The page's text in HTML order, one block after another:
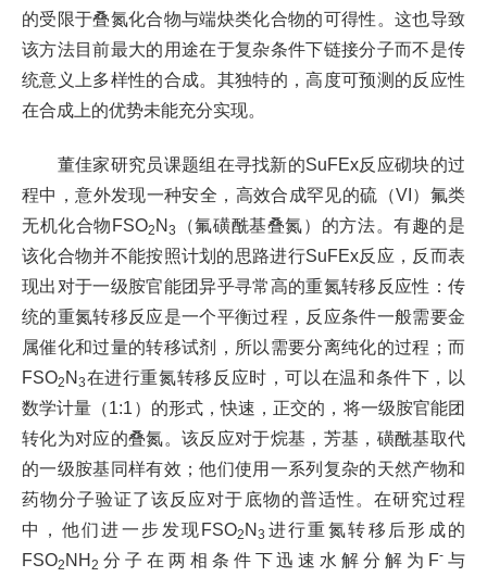
的受限于叠氮化合物与端炔类化合物的可得性。这也导致
该方法目前最大的用途在于复杂条件下链接分子而不是传
统意义上多样性的合成。其独特的，高度可预测的反应性
在合成上的优势未能充分实现。
董佳家研究员课题组在寻找新的SuFEx反应砌块的过
程中，意外发现一种安全，高效合成罕见的硫（VI ）氟类
无机化合物 FSO2 N3
（氟磺酰基叠氮）的方法。有趣的是
该化合物并不能按照计划的思路进行SuFEx反应，反而表
现出对于一级胺官能团异乎寻常高的重氮转移反应性：传
统的重氮转移反应是一个平衡过程，反应条件一般需要金
属催化和过量的转移试剂，所以需要分离纯化的过程；而
FSO2 N 3在进行重氮转移反应时，可以在温和条件下，以
数学计量（1:1 ）的形式，快速，正交的，将一级胺官能团
转化为对应的叠氮。该反应对于烷基，芳基，磺酰基取代
的一级胺基同样有效；他们使用一系列复杂的天然产物和
药物分子验证了该反应对于底物的普适性。在研究过程
中，他们进一步发现 FSO2 N3 进行重氮转移后形成的
FSO2 NH 2 分子在两相条件下迅速水解分解为 F- 与